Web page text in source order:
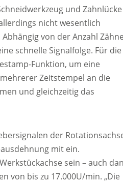
und Zahnlücke
nicht wesentlich
von der Anzahl
schnelle Signalfolge. Für die
Funktion, um eine
Zeitstempel an die
und gleichzeitig das
der
mit ein.
sein – auch
von bis zu 17.000U/min. „Die